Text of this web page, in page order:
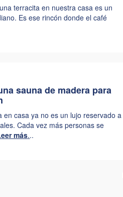
terracita en nuestra casa es un
Es ese rincón donde el café
sauna de madera para
en casa ya no es un lujo reservado a
Cada vez más personas se
más...